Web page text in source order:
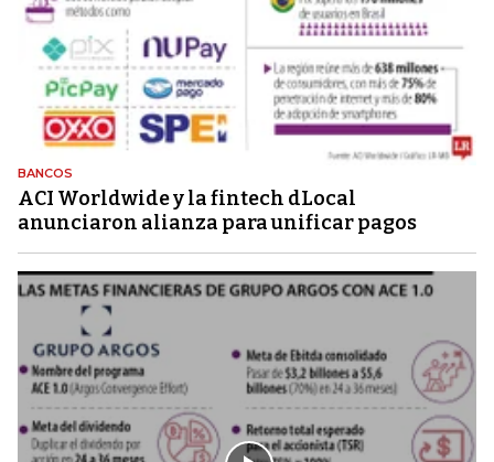
BANCOS
ACI Worldwide y la fintech dLocal
anunciaron alianza para unificar pagos